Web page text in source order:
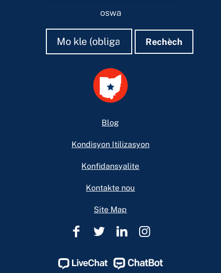
oswa
Rechèch
Rechèch Rechèch
Blog
Kondisyon Itilizasyon
Konfidansyalite
Kontakte nou
Site Map
Èd
Ohio
Èd
Ohio
Èd
Ohio
Èd
Ohio